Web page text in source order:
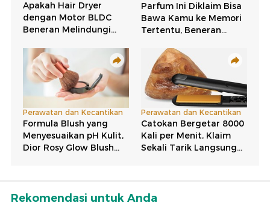
Rekomendasi untuk Anda